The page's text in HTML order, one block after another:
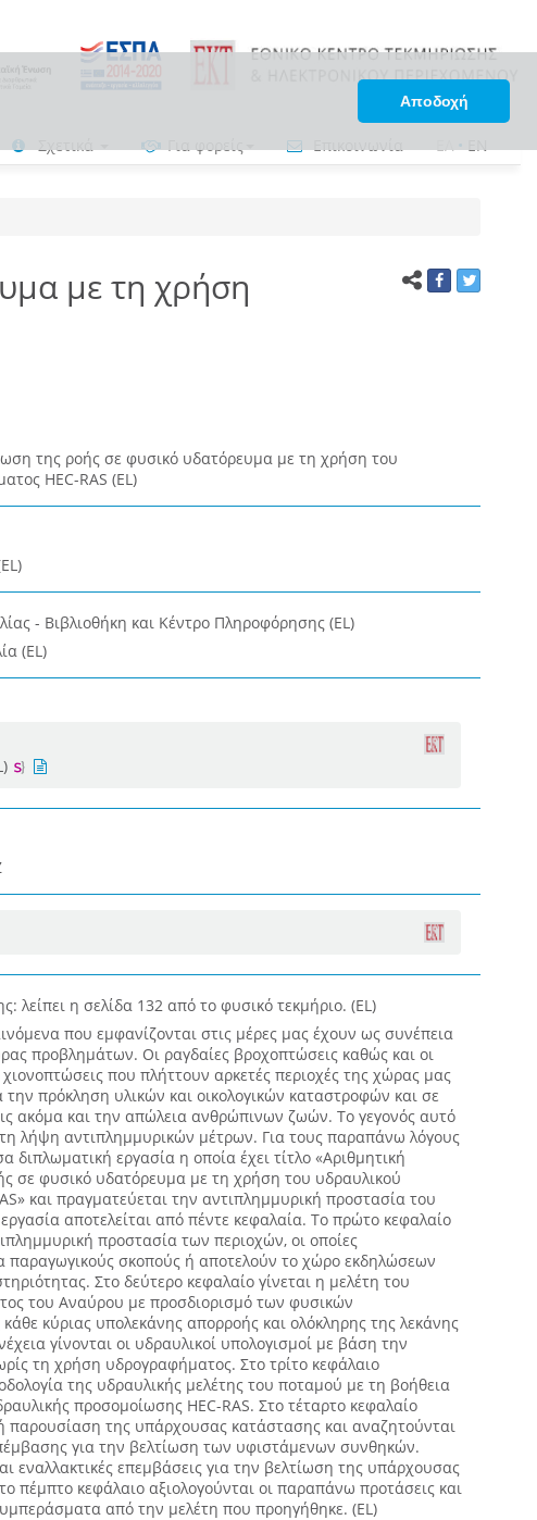
Αποδοχή
Σχετικά Για φορείς Επικοινωνία ΕΛ•EN
με τη χρήση
της ροής σε φυσικό υδατόρευμα με τη χρήση του
HEC-RAS (EL)
- Βιβλιοθήκη και Κέντρο Πληροφόρησης (EL)
(EL)
λείπει η σελίδα 132 από το φυσικό τεκμήριο. (EL)
που εμφανίζονται στις μέρες μας έχουν ως συνέπεια
προβλημάτων. Οι ραγδαίες βροχοπτώσεις καθώς και οι
που πλήττουν αρκετές περιοχές της χώρας μας
πρόκληση υλικών και οικολογικών καταστροφών και σε
ακόμα και την απώλεια ανθρώπινων ζωών. Το γεγονός αυτό
λήψη αντιπλημμυρικών μέτρων. Για τους παραπάνω λόγους
διπλωματική εργασία η οποία έχει τίτλο «Αριθμητική
σε φυσικό υδατόρευμα με τη χρήση του υδραυλικού
και πραγματεύεται την αντιπλημμυρική προστασία του
αποτελείται από πέντε κεφαλαία. Το πρώτο κεφαλαίο
προστασία των περιοχών, οι οποίες
παραγωγικούς σκοπούς ή αποτελούν το χώρο εκδηλώσεων
Στο δεύτερο κεφαλαίο γίνεται η μελέτη του
του Αναύρου με προσδιορισμό των φυσικών
κύριας υπολεκάνης απορροής και ολόκληρης της λεκάνης
γίνονται οι υδραυλικοί υπολογισμοί με βάση την
τη χρήση υδρογραφήματος. Στο τρίτο κεφάλαιο
της υδραυλικής μελέτης του ποταμού με τη βοήθεια
προσομοίωσης HEC-RAS. Στο τέταρτο κεφαλαίο
παρουσίαση της υπάρχουσας κατάστασης και αναζητούνται
για την βελτίωση των υφιστάμενων συνθηκών.
εναλλακτικές επεμβάσεις για την βελτίωση της υπάρχουσας
πέμπτο κεφάλαιο αξιολογούνται οι παραπάνω προτάσεις και
από την μελέτη που προηγήθηκε. (EL)